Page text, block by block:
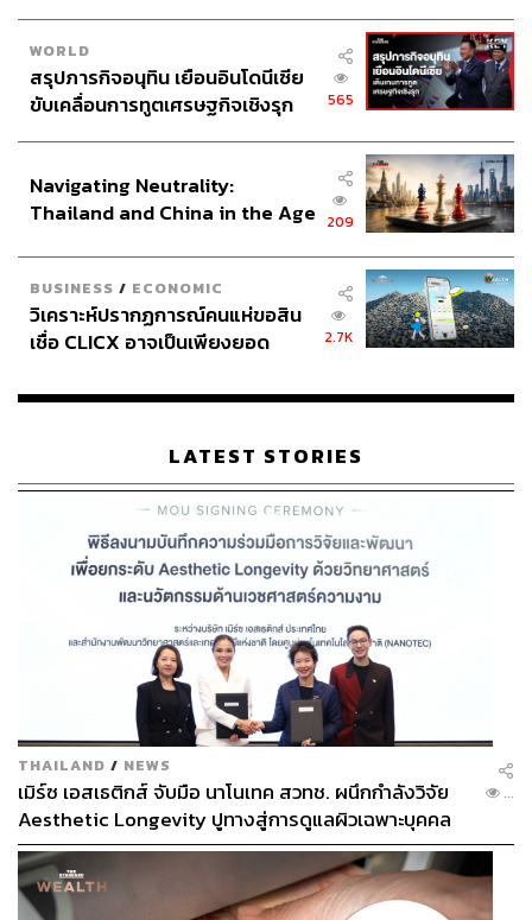
WORLD
สรุปภารกิจอนุทิน เยือนอินโดนีเซีย
ขับเคลื่อนการทูตเศรษฐกิจเชิงรุก
565
Navigating Neutrality:
Thailand and China in the Age
209
BUSINESS / ECONOMIC
วิเคราะห์ปรากฏการณ์คนแห่ขอสิน
เชื่อ CLICX อาจเป็นเพียงยอด
เรือนไทยที่ถูกซุกไว้
2.7K
LATEST STORIES
THAILAND / NEWS
เมิร์ซ เอสเธติกส์ จับมือ นาโนเทค สวทช. ผนึกกำลังวิจัย
Aesthetic Longevity ปูทางสู่การดูแลผิวเฉพาะบุคคล
[PR NEWS]
...